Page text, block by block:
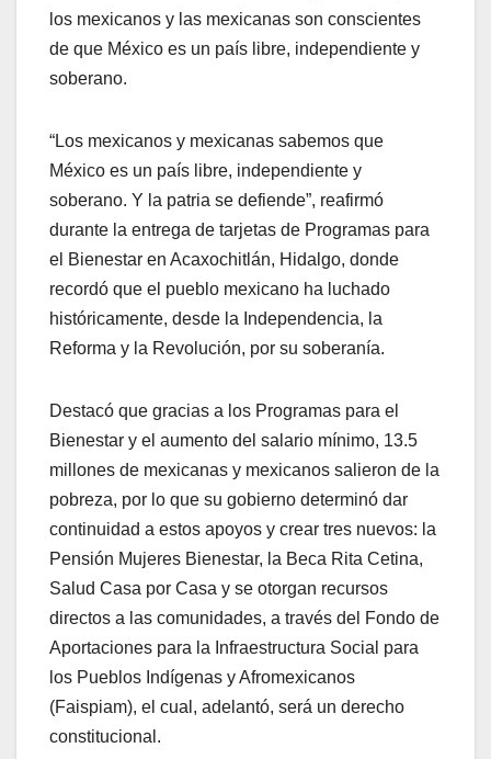
los mexicanos y las mexicanas son conscientes
de que México es un país libre, independiente y
soberano.
“Los mexicanos y mexicanas sabemos que
México es un país libre, independiente y
soberano. Y la patria se defiende”, reafirmó
durante la entrega de tarjetas de Programas para
el Bienestar en Acaxochitlán, Hidalgo, donde
recordó que el pueblo mexicano ha luchado
históricamente, desde la Independencia, la
Reforma y la Revolución, por su soberanía.
Destacó que gracias a los Programas para el
Bienestar y el aumento del salario mínimo, 13.5
millones de mexicanas y mexicanos salieron de la
pobreza, por lo que su gobierno determinó dar
continuidad a estos apoyos y crear tres nuevos: la
Pensión Mujeres Bienestar, la Beca Rita Cetina,
Salud Casa por Casa y se otorgan recursos
directos a las comunidades, a través del Fondo de
Aportaciones para la Infraestructura Social para
los Pueblos Indígenas y Afromexicanos
(Faispiam), el cual, adelantó, será un derecho
constitucional.